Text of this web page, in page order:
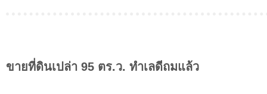
ขายที่ดินเปล่า 95 ตร.ว. ทำเลดีถมแล้ว